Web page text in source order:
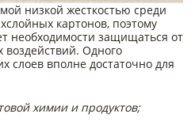
низкой жесткостью среди
картонов, поэтому
необходимости защищаться от
воздействий. Одного
слоев вполне достаточно для
химии и продуктов;